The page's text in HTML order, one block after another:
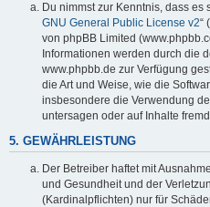
Du nimmst zur Kenntnis, dass es
GNU General Public License v2“
von phpBB Limited
Informationen werden durch die
www.phpbb.de zur Verfügung
die Art und Weise, wie die
insbesondere die Verwendung
untersagen oder auf Inhalte
5. GEWÄHRLEISTUNG
Der Betreiber haftet mit
und Gesundheit und der
(Kardinalpflichten) nur für